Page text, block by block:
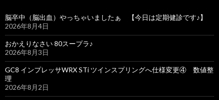
脳卒中（脳出血）やっちゃいましたぁ 【今日は定期健診です♪】
2026年8月4日
おかえりなさい 80スープラ♪
2026年8月3日
GC8 インプレッサWRX STi ツインスプリングへ仕様変更④ 数値整
理
2026年8月2日